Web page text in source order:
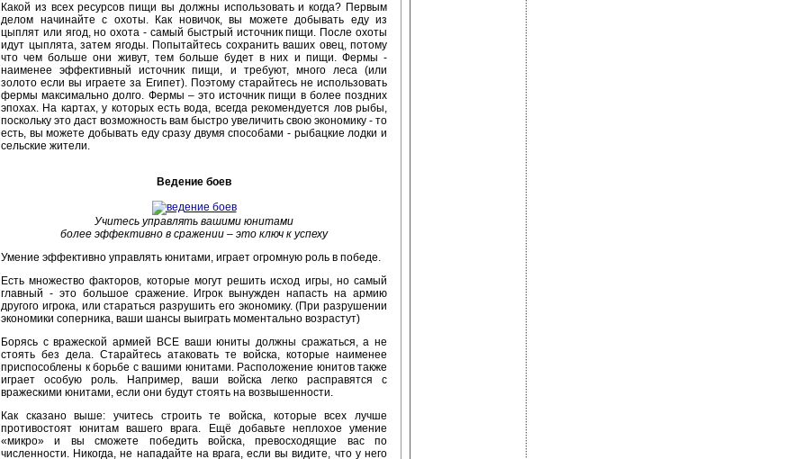
Какой из всех ресурсов пищи вы должны использовать и когда? Первым
делом начинайте с охоты. Как новичок, вы можете добывать еду из
цыплят или ягод, но охота - самый быстрый источник пищи. После охоты
идут цыплята, затем ягоды. Попытайтесь сохранить ваших овец, потому
что чем больше они живут, тем больше будет в них и пищи. Фермы -
наименее эффективный источник пищи, и требуют, много леса (или
золото если вы играете за Египет). Поэтому старайтесь не использовать
фермы максимально долго. Фермы – это источник пищи в более поздних
эпохах. На картах, у которых есть вода, всегда рекомендуется лов рыбы,
поскольку это даст возможность вам быстро увеличить свою экономику - то
есть, вы можете добывать еду сразу двумя способами - рыбацкие лодки и
сельские жители.
Ведение боев
Учитесь управлять вашими юнитами
более эффективно в сражении – это ключ к успеху
Умение эффективно управлять юнитами, играет огромную роль в победе.
Есть множество факторов, которые могут решить исход игры, но самый
главный - это большое сражение. Игрок вынужден напасть на армию
другого игрока, или стараться разрушить его экономику. (При разрушении
экономики соперника, ваши шансы выиграть моментально возрастут)
Борясь с вражеской армией ВСЕ ваши юниты должны сражаться, а не
стоять без дела. Старайтесь атаковать те войска, которые наименее
приспособлены к борьбе с вашими юнитами. Расположение юнитов также
играет особую роль. Например, ваши войска легко расправятся с
вражескими юнитами, если они будут стоять на возвышенности.
Как сказано выше: учитесь строить те войска, которые всех лучше
противостоят юнитам вашего врага. Ещё добавьте неплохое умение
«микро» и вы сможете победить войска, превосходящие вас по
численности. Никогда, не нападайте на врага, если вы видите, что у него